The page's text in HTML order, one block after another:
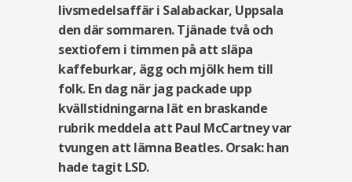
livsmedelsaffär i Salabackar, Uppsala
den där sommaren. Tjänade två och
sextiofem i timmen på att släpa
kaffeburkar, ägg och mjölk hem till
folk. En dag när jag packade upp
kvällstidningarna lät en braskande
rubrik meddela att Paul McCartney var
tvungen att lämna Beatles. Orsak: han
hade tagit LSD.